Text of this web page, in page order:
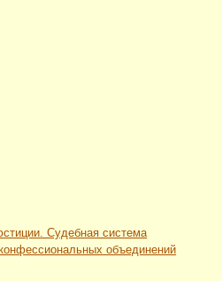
Судебная система
объединений